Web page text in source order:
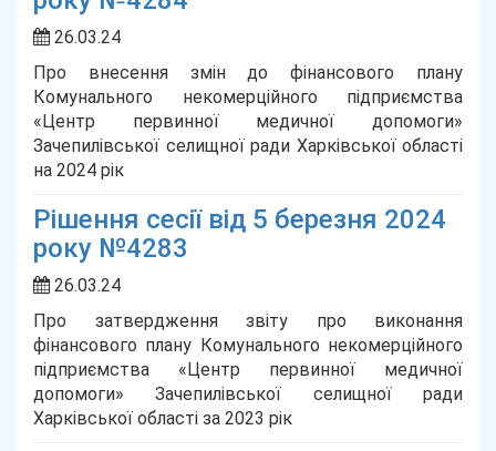
26.03.24
Про внесення змін до фінансового плану
Комунального некомерційного підприємства
«Центр первинної медичної допомоги»
Зачепилівської селищної ради Харківської області
на 2024 рік
Рішення сесії від 5 березня 2024
року №4283
26.03.24
Про затвердження звіту про виконання
фінансового плану Комунального некомерційного
підприємства «Центр первинної медичної
допомоги» Зачепилівської селищної ради
Харківської області за 2023 рік